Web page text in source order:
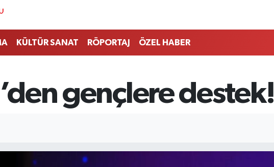
KÜLTÜR SANAT RÖPORTAJ ÖZEL HABER
gençlere destek!